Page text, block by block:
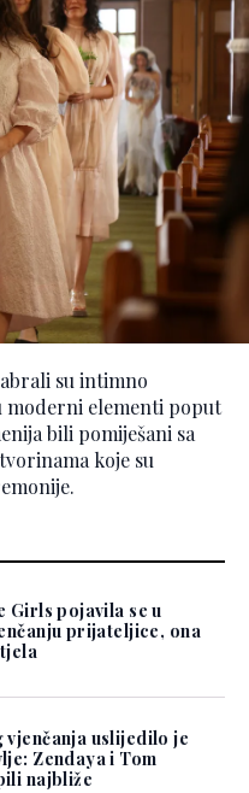
su intimno
moderni elementi poput
bili pomiješani sa
koje su
Girls pojavila se u
prijateljice, ona
vjenčanja uslijedilo je
Zendaya i Tom
najbliže